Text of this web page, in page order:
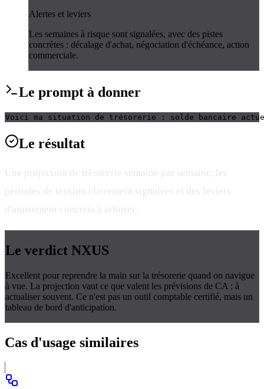
Alertes et leviers
Les semaines à risque sont signalées, avec des pistes
concrètes : décalage d'achat, négociation d'échéance, action
commerciale.
Le prompt à donner
Voici ma situation de trésorerie : solde bancaire
Le résultat
Une projection de trésorerie semaine par semaine, les
périodes de tension clairement signalées et des leviers
d'ajustement concrets à arbitrer.
Le verdict NXUS
Excellent pour reprendre la main sur la trésorerie quand on navigue
à vue. La projection vaut ce que valent les prévisions de CA : à
actualiser souvent. Ce n'est pas un outil comptable certifié, mais un
tableau de bord d'anticipation.
Cas d'usage similaires